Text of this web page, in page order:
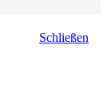
Schließen